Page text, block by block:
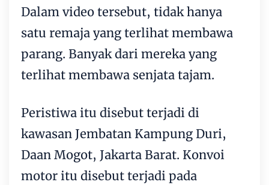
Dalam video tersebut, tidak hanya
satu remaja yang terlihat membawa
parang. Banyak dari mereka yang
terlihat membawa senjata tajam.
Peristiwa itu disebut terjadi di
kawasan Jembatan Kampung Duri,
Daan Mogot, Jakarta Barat. Konvoi
motor itu disebut terjadi pada